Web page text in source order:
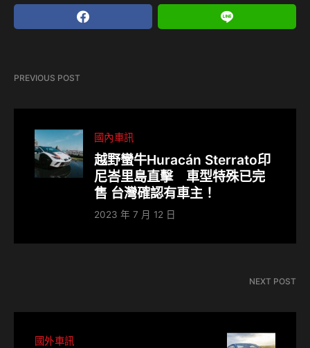
PREVIOUS POST
國內車訊
越野蠻牛Huracán Sterrato印
尼峇里島直擊 車型特殊已完
售 台灣確認有車主！
2023 年 7 月 12 日
NEXT POST
國外車訊